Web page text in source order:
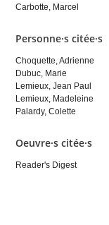
Carbotte, Marcel
Personne·s citée·s
Choquette, Adrienne
Dubuc, Marie
Lemieux, Jean Paul
Lemieux, Madeleine
Palardy, Colette
Oeuvre·s citée·s
Reader's Digest